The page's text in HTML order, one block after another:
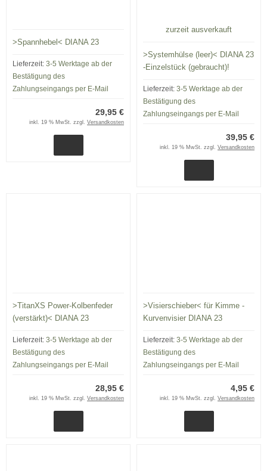
>Spannhebel< DIANA 23
Lieferzeit: 3-5 Werktage ab der
Bestätigung des
Zahlungseingangs per E-Mail
29,95 €
inkl. 19 % MwSt. zzgl. Versandkosten
zurzeit ausverkauft
>Systemhülse (leer)< DIANA 23
-Einzelstück (gebraucht)!
Lieferzeit: 3-5 Werktage ab der
Bestätigung des
Zahlungseingangs per E-Mail
39,95 €
inkl. 19 % MwSt. zzgl. Versandkosten
>TitanXS Power-Kolbenfeder
(verstärkt)< DIANA 23
Lieferzeit: 3-5 Werktage ab der
Bestätigung des
Zahlungseingangs per E-Mail
28,95 €
inkl. 19 % MwSt. zzgl. Versandkosten
>Visierschieber< für Kimme -
Kurvenvisier DIANA 23
Lieferzeit: 3-5 Werktage ab der
Bestätigung des
Zahlungseingangs per E-Mail
4,95 €
inkl. 19 % MwSt. zzgl. Versandkosten